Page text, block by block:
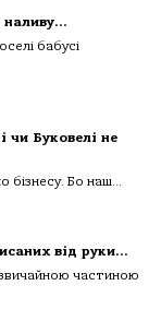
наливу…
бабусі
чи Буковелі не
бізнесу. Бо наш...
від руки…
частиною